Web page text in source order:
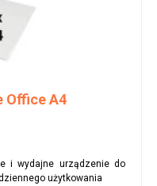
Office A4
i wydajne urządzenie do
użytkowania